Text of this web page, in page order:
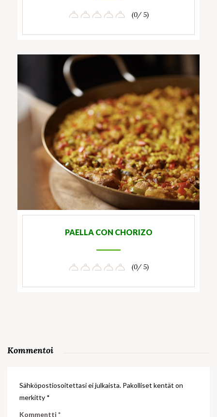
(0/ 5)
PAELLA CON CHORIZO
(0/ 5)
Kommentoi
Sähköpostiosoitettasi ei julkaista. Pakolliset kentät on
merkitty *
Kommentti *